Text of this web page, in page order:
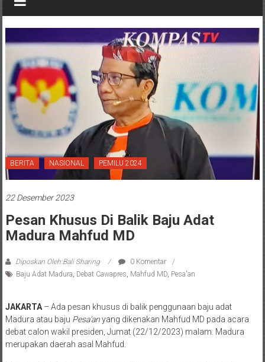
BERITA NASIONAL PEMILU 2024
22 Desember 2023
Pesan Khusus Di Balik Baju Adat
Madura Mahfud MD
Diposkan Oleh:Bali Sharing
0 Komentar
Baju Adat Madura, Debat Cawapres, Mahfud MD, Pesa'an
JAKARTA– Ada pesan khusus di balik penggunaan baju adat
Madura atau baju Pesa’anyang dikenakan Mahfud MD pada acara
debat calon wakil presiden, Jumat (22/12/2023) malam. Madura
merupakan daerah asal Mahfud.